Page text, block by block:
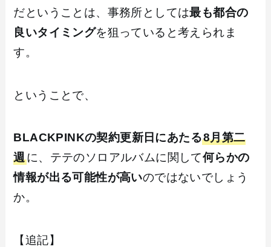
だということは、事務所としては最も都合の
良いタイミングを狙っていると考えられま
す。
ということで、
BLACKPINKの契約更新日にあたる8月第二
週に、テテのソロアルバムに関して何らかの
情報が出る可能性が高いのではないでしょう
か。
【追記】